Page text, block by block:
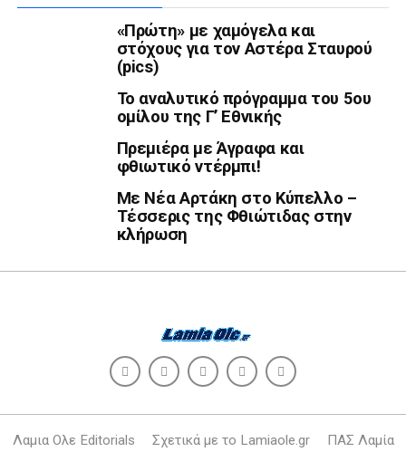
«Πρώτη» με χαμόγελα και
στόχους για τον Αστέρα Σταυρού
(pics)
Το αναλυτικό πρόγραμμα του 5ου
ομίλου της Γ’ Εθνικής
Πρεμιέρα με Άγραφα και
φθιωτικό ντέρμπι!
Με Νέα Αρτάκη στο Κύπελλο –
Τέσσερις της Φθιώτιδας στην
κλήρωση
Λαμια Ολε Editorials Σχετικά με το Lamiaole.gr ΠΑΣ Λαμία